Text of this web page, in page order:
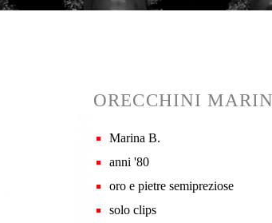
ORECCHINI
Marina B.
anni '80
oro e pietre semipreziose
solo clips